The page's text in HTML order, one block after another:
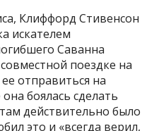
Клиффорд Стивенсон
искателем
Саванна
поездке на
отправиться на
боялась сделать
действительно было
это и «всегда верил,